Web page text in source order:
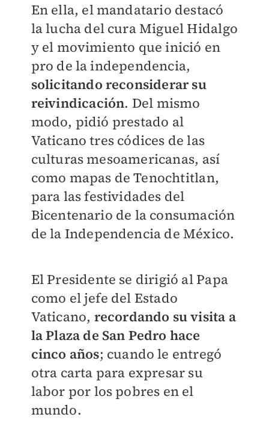
En ella, el mandatario destacó
la lucha del cura Miguel Hidalgo
y el movimiento que inició en
pro de la independencia,
solicitando reconsiderar su
reivindicación. Del mismo
modo, pidió prestado al
Vaticano tres códices de las
culturas mesoamericanas, así
como mapas de Tenochtitlan,
para las festividades del
Bicentenario de la consumación
de la Independencia de México.
El Presidente se dirigió al Papa
como el jefe del Estado
Vaticano, recordando su visita a
la Plaza de San Pedro hace
cinco años; cuando le entregó
otra carta para expresar su
labor por los pobres en el
mundo.